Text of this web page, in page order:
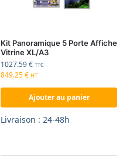
Kit Panoramique 5 Porte Affiche
Vitrine XL/A3
1027.59€ TTC
849.25€ HT
Ajouter au panier
Livraison : 24-48h